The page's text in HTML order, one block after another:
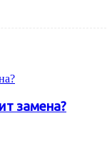
замена?